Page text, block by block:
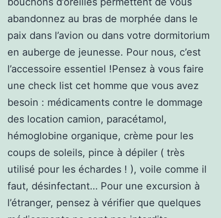
abandonnez au bras de morphée dans le
paix dans l’avion ou dans votre dormitorium
en auberge de jeunesse. Pour nous, c’est
l’accessoire essentiel !Pensez à vous faire
une check list cet homme que vous avez
besoin : médicaments contre le dommage
des location camion, paracétamol,
hémoglobine organique, crème pour les
coups de soleils, pince à dépiler ( très
utilisé pour les échardes ! ), voile comme il
faut, désinfectant… Pour une excursion à
l’étranger, pensez à vérifier que quelques